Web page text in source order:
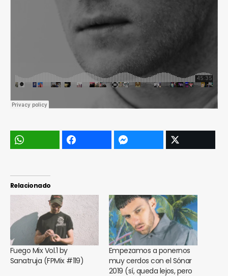
Relacionado
Fuego Mix Vol.1 by
Sanatruja (FPMix #119)
Empezamos a ponernos
muy cerdos con el Sónar
2019 (sí, queda lejos, pero